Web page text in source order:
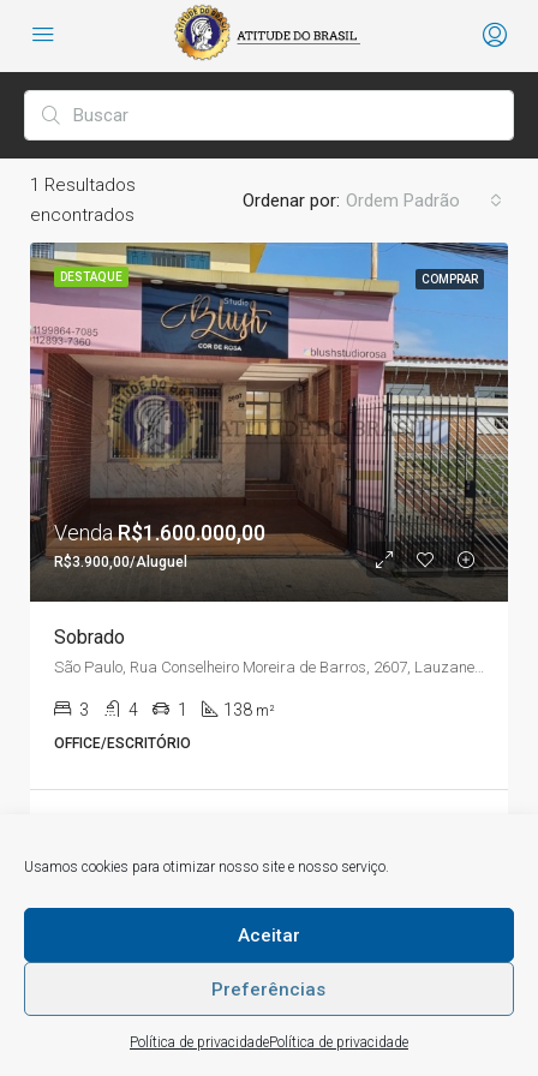
Usamos cookies para otimizar nosso site e nosso serviço.
Aceitar
Preferências
Política de privacidadePolítica de privacidade
1 Resultados
encontrados
Ordenar por: Ordem Padrão
DESTAQUE COMPRAR
VendaR$1.600.000,00
R$3.900,00/Aluguel
Sobrado
3 4 1 138 m²
OFFICE/ESCRITÓRIO
Como posso ajudá-lo? :)